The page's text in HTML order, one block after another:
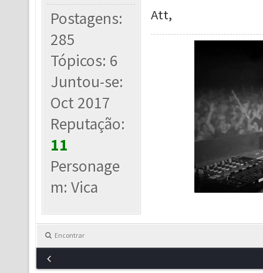
Postagens:
285
Tópicos: 6
Juntou-se:
Oct 2017
Reputação:
11
Personage
m: Vica
Att,
Encontrar